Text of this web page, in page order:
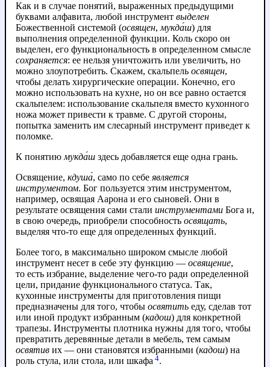
Как и в случае понятий, выраженных предыдущими
буквами алфавита, любой инструмент выделен
Божественной системой (освящен,мукда́ш) для
выполнения определенной функции. Коль скоро он
выделен, его функциональность в определенном смысле
сохраняется: ее нельзя уничтожить или увеличить, но
можно злоупотребить. Скажем, скальпель освящен,
чтобы делать хирургические операции. Конечно, его
можно использовать на кухне, но он все равно остается
скальпелем: использование скальпеля вместо кухонного
ножа может привести к травме. С другой стороны,
попытка заменить им слесарный инструмент приведет к
поломке.
К понятиюмукда́ш здесь добавляется еще одна грань.
Освящение, кдуша́, само по себеявляется
инструментом. Бог пользуется этим инструментом,
например, освящая Аарона и его сыновей. Они в
результате освящения сами стали инструментами Бога и,
в свою очередь, приобрели способность освящать,
выделяя что-то еще для определенных функций.
Более того, в максимально широком смысле любой
инструмент несет в себе эту функцию — освящение,
то есть избрание, выделение чего-то ради определенной
цели, придание функционального статуса. Так,
кухонные инструменты для приготовления пищи
предназначены для того, чтобы освятить еду, сделав тот
или иной продукт избранным (кадош) для конкретной
трапезы. Инструменты плотника нужны для того, чтобы
превратить деревянные детали в мебель, тем самым
освятив их — они становятся избранными (кадош) на
роль стула, или стола, или шкафа 4.